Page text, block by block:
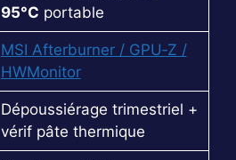
95°C portable
MSI Afterburner / GPU‑Z /
HWMonitor
Dépoussiérage trimestriel +
vérif pâte thermique